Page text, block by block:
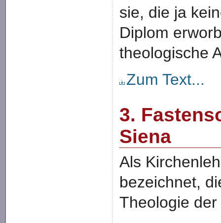
sie, die ja
Diplom
theologische
Zum Text...
3.
Siena
Als
bezeichnet,
Theologie